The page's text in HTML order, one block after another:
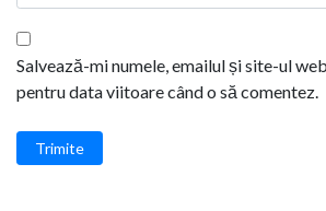
Salvează-mi numele, emailul și site-ul
pentru data viitoare când o să comentez.
Trimite